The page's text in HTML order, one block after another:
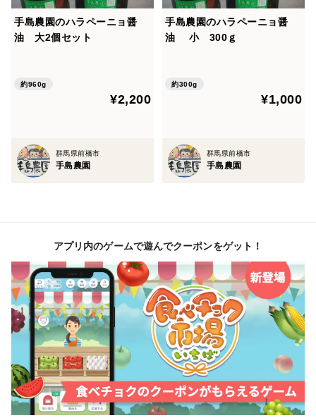
※ハラペーニョは個体差があるため、中には特別辛いも
のが入っている場合があります。刺激的な辛さも含め
低２日かかるので、発送まで３日かかりますが、在庫が
ある場合は注文確定後発送可能です。
手島農園のハラペーニョ醤
油 大2個セット
約960g
¥2,200
群馬県前橋市
手島農園
手島農園のハラペーニョ醤
油 小 300ｇ
約300g
¥1,000
群馬県前橋市
手島農園
アプリ内のゲームで遊んでクーポンをゲット！